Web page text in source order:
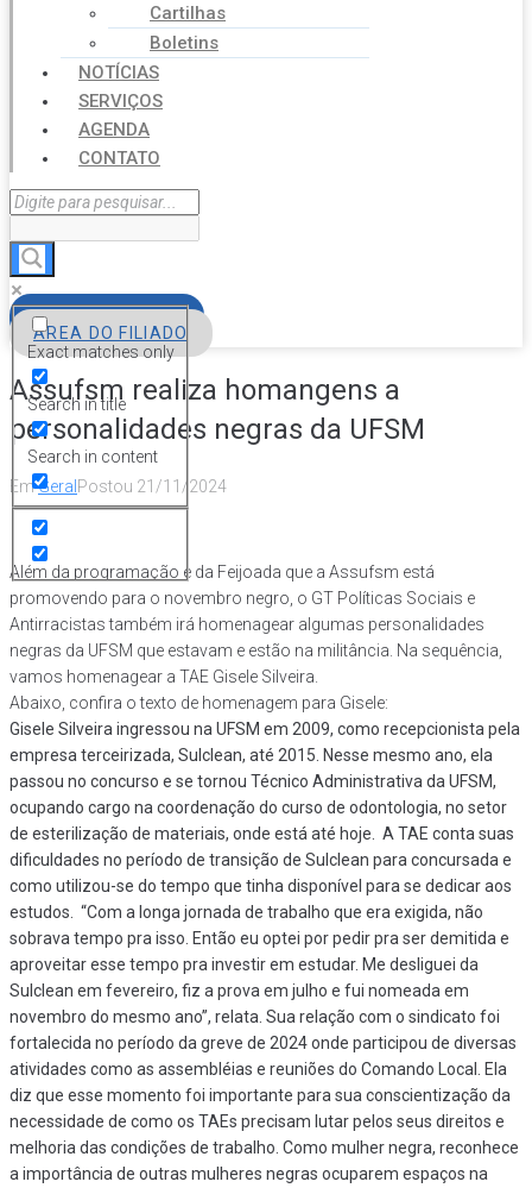
Cartilhas
Boletins
NOTÍCIAS
SERVIÇOS
AGENDA
CONTATO
Exact matches only
Search in title
Search in content
ÁREA DO FILIADO
Assufsm realiza homangens a
personalidades negras da UFSM
EmGeral Postou 21/11/2024
Além da programação e da Feijoada que a Assufsm está
promovendo para o novembro negro, o GT Políticas Sociais e
Antirracistas também irá homenagear algumas personalidades
negras da UFSM que estavam e estão na militância. Na sequência,
vamos homenagear a TAE Gisele Silveira.
Abaixo, confira o texto de homenagem para Gisele:
Gisele Silveira ingressou na UFSM em 2009, como recepcionista pela
empresa terceirizada, Sulclean, até 2015. Nesse mesmo ano, ela
passou no concurso e se tornou Técnico Administrativa da UFSM,
ocupando cargo na coordenação do curso de odontologia, no setor
de esterilização de materiais, onde está até hoje.
A TAE conta suas
dificuldades no período de transição de Sulclean para concursada e
como utilizou-se do tempo que tinha disponível para se dedicar aos
estudos.
“Com a longa jornada de trabalho que era exigida, não
sobrava tempo pra isso. Então eu optei por pedir pra ser demitida e
aproveitar esse tempo pra investir em estudar. Me desliguei da
Sulclean em fevereiro, fiz a prova em julho e fui nomeada em
novembro do mesmo ano”, relata. Sua relação com o sindicato foi
fortalecida no período da greve de 2024 onde participou de diversas
atividades como as assembléias e reuniões do Comando Local. Ela
diz que esse momento foi importante para sua conscientização da
necessidade de como os TAEs precisam lutar pelos seus direitos e
melhoria das condições de trabalho. Como mulher negra, reconhece
a importância de outras mulheres negras ocuparem espaços na